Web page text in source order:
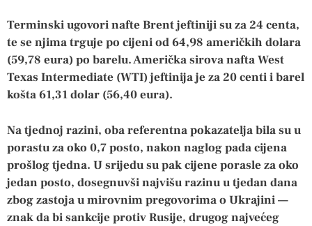
Terminski ugovori nafte Brent jeftiniji su za 24 centa,
te se njima trguje po cijeni od 64,98 američkih dolara
(59,78 eura) po barelu. Američka sirova nafta West
Texas Intermediate (WTI) jeftinija je za 20 centi i barel
košta 61,31 dolar (56,40 eura).
Na tjednoj razini, oba referentna pokazatelja bila su u
porastu za oko 0,7 posto, nakon naglog pada cijena
prošlog tjedna. U srijedu su pak cijene porasle za oko
jedan posto, dosegnuvši najvišu razinu u tjedan dana
zbog zastoja u mirovnim pregovorima o Ukrajini —
znak da bi sankcije protiv Rusije, drugog najvećeg